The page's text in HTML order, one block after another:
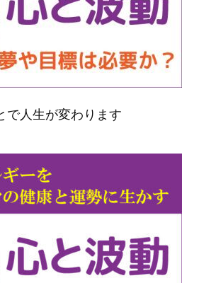
で人生が変わります